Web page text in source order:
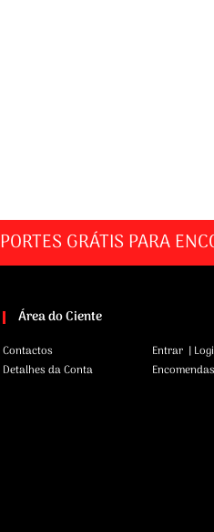
PORTES GRÁTIS PARA
Área do Ciente
Contactos
Detalhes da Conta
Entrar |
Encomendas